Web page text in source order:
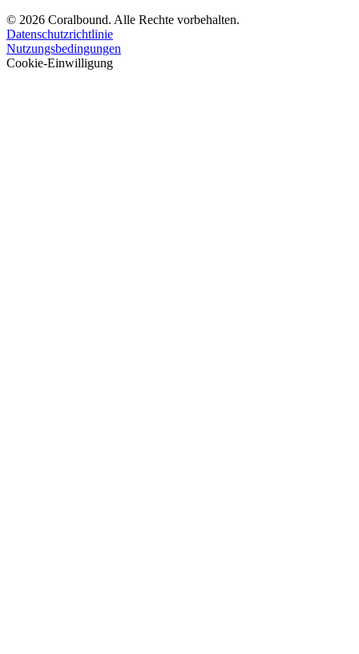
© 2026 Coralbound. Alle Rechte vorbehalten.
Datenschutzrichtlinie
Nutzungsbedingungen
Cookie-Einwilligung